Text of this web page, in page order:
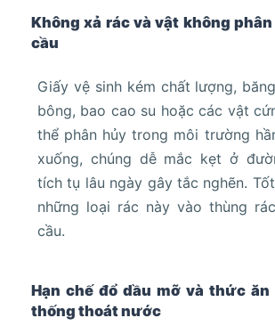
Không xả rác và vật không
cầu
Giấy vệ sinh kém chất lượng,
bông, bao cao su hoặc các vật
thể phân hủy trong môi trường
xuống, chúng dễ mắc kẹt ở
tích tụ lâu ngày gây tắc nghẽn.
những loại rác này vào thùng
cầu.
Hạn chế đổ dầu mỡ và thức
thống thoát nước